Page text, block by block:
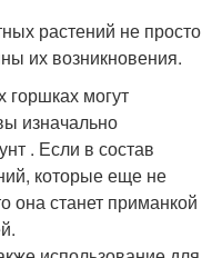
растений не просто
их возникновения.
могут
изначально
. Если в состав
которые еще не
она станет приманкой